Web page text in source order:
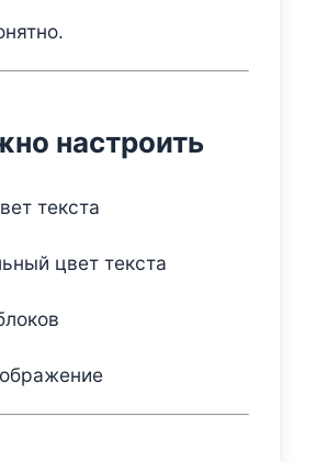
настроить
текста
цвет текста